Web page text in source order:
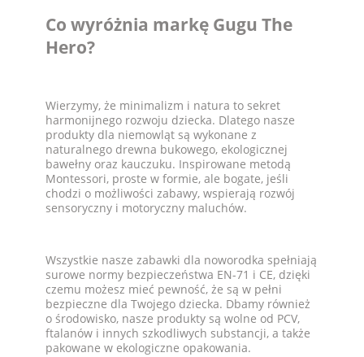
Co wyróżnia markę Gugu The
Hero?
Wierzymy, że minimalizm i natura to sekret
harmonijnego rozwoju dziecka. Dlatego nasze
produkty dla niemowląt są wykonane z
naturalnego drewna bukowego, ekologicznej
bawełny oraz kauczuku. Inspirowane metodą
Montessori, proste w formie, ale bogate, jeśli
chodzi o możliwości zabawy, wspierają rozwój
sensoryczny i motoryczny maluchów.
Wszystkie nasze zabawki dla noworodka spełniają
surowe normy bezpieczeństwa EN-71 i CE, dzięki
czemu możesz mieć pewność, że są w pełni
bezpieczne dla Twojego dziecka. Dbamy również
o środowisko, nasze produkty są wolne od PCV,
ftalanów i innych szkodliwych substancji, a także
pakowane w ekologiczne opakowania.